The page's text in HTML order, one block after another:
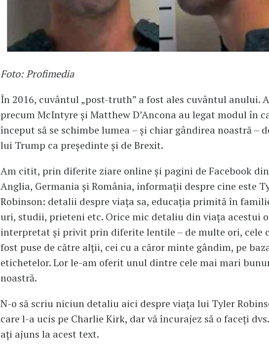
Foto: Profimedia
În 2016, cuvântul „post-truth” a fost ales cuvântul anului.
precum McIntyre și Matthew D’Ancona au legat modul în
început să se schimbe lumea – și chiar gândirea noastră –
lui Trump ca președinte și de Brexit.
Am citit, prin diferite ziare online și pagini de Facebook
Anglia, Germania și România, informații despre cine este
Robinson: detalii despre viața sa, educația primită în
uri, studii, prieteni etc. Orice mic detaliu din viața acestui
interpretat și privit prin diferite lentile – de multe ori, cele
fost puse de către alții, cei cu a căror minte gândim, pe
etichetelor. Lor le-am oferit unul dintre cele mai mari
noastră.
N-o să scriu niciun detaliu aici despre viața lui Tyler
care l-a ucis pe Charlie Kirk, dar vă încurajez să o faceți
ați ajuns la acest text.